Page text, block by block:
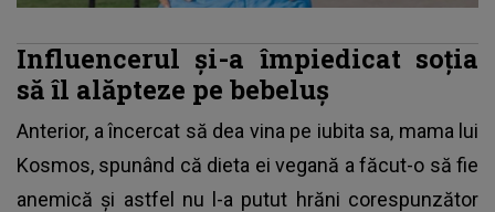
Influencerul și-a împiedicat soția
să îl alăpteze pe bebeluș
Anterior, a încercat să dea vina pe iubita sa, mama lui
Kosmos, spunând că dieta ei vegană a făcut-o să fie
anemică și astfel nu l-a putut hrăni corespunzător